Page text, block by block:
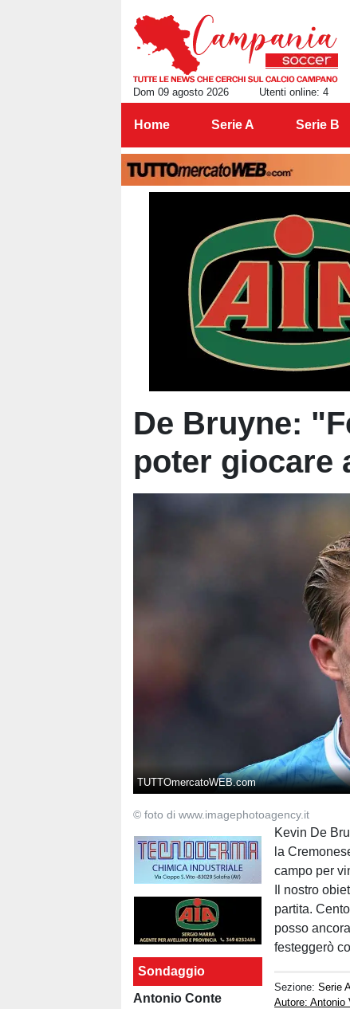
Dom 09 agosto 2026 Utenti online: 4
Home Serie A Serie B
De Bruyne:
poter giocare
TUTTOmercatoWEB.com
© foto di www.imagephotoagency.it
Sondaggio
Antonio Conte
Kevin De
la
campo per
Il nostro
partita.
posso
festeggerò
Sezione:Serie
Autore: Antonio